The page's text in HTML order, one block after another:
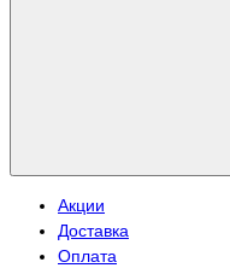
Акции
Доставка
Оплата